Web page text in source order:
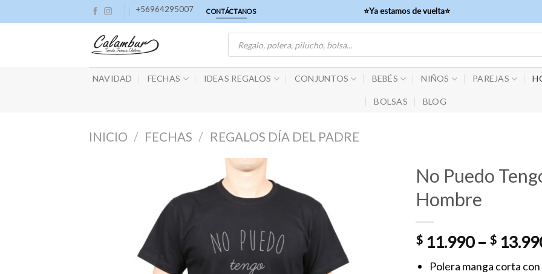
to
+56964295007 CONTÁCTANOS ⭐Ya estamos de vuelta⭐
Búsqueda
productos
NAVIDAD FECHAS IDEAS REGALOS CONJUNTOS BEBÉS NIÑOS PAREJAS
BOLSAS BLOG
INICIO / FECHAS / REGALOS DÍA DEL PADRE
No Puedo
Hombre
$ 11.990– $
Polera manga corta